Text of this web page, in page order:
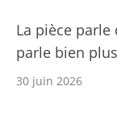
La pièce
parle bien
30 juin 2026